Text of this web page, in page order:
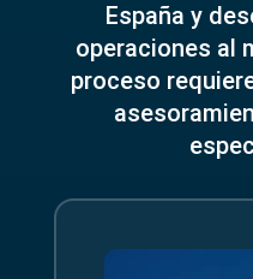
España y
operaciones al
proceso